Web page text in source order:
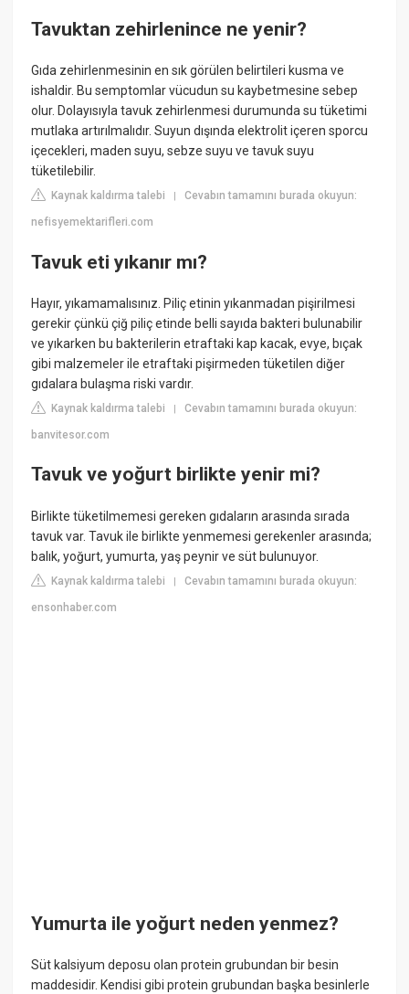
Tavuktan zehirlenince ne yenir?
Gıda zehirlenmesinin en sık görülen belirtileri kusma ve
ishaldir. Bu semptomlar vücudun su kaybetmesine sebep
olur. Dolayısıyla tavuk zehirlenmesi durumunda su tüketimi
mutlaka artırılmalıdır. Suyun dışında elektrolit içeren sporcu
içecekleri, maden suyu, sebze suyu ve tavuk suyu
tüketilebilir.
Kaynak kaldırma talebi |Cevabın tamamını burada okuyun:
nefisyemektarifleri.com
Tavuk eti yıkanır mı?
Hayır, yıkamamalısınız. Piliç etinin yıkanmadan pişirilmesi
gerekir çünkü çiğ piliç etinde belli sayıda bakteri bulunabilir
ve yıkarken bu bakterilerin etraftaki kap kacak, evye, bıçak
gibi malzemeler ile etraftaki pişirmeden tüketilen diğer
gıdalara bulaşma riski vardır.
Kaynak kaldırma talebi |Cevabın tamamını burada okuyun:
banvitesor.com
Tavuk ve yoğurt birlikte yenir mi?
Birlikte tüketilmemesi gereken gıdaların arasında sırada
tavuk var. Tavuk ile birlikte yenmemesi gerekenler arasında;
balık, yoğurt, yumurta, yaş peynir ve süt bulunuyor.
Kaynak kaldırma talebi |Cevabın tamamını burada okuyun:
ensonhaber.com
Yumurta ile yoğurt neden yenmez?
Süt kalsiyum deposu olan protein grubundan bir besin
maddesidir. Kendisi gibi protein grubundan başka besinlerle